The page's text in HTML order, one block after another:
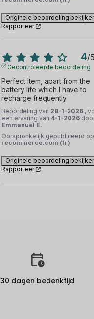
Originele beoordeling
Rapporteer
4/5
Gecontroleerde beoordeling
Perfect item, apart from the
battery life which I have to
recharge frequently
Beoordeling van 28-1-2026 ,
een ervaring van 4-1-2026
Emmanuel E.
Oorspronkelijk gepubliceerd op
recommerce.com (fr)
Originele beoordeling
Rapporteer
30 dagen bedenktijd